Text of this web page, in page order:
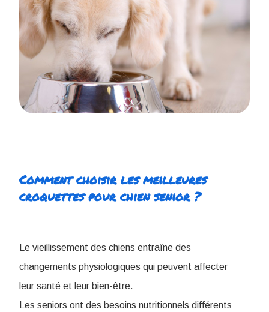
Comment choisir les meilleures
croquettes pour chien senior ?
Le vieillissement des chiens entraîne des
changements physiologiques qui peuvent affecter
leur santé et leur bien-être.
Les seniors ont des besoins nutritionnels différents